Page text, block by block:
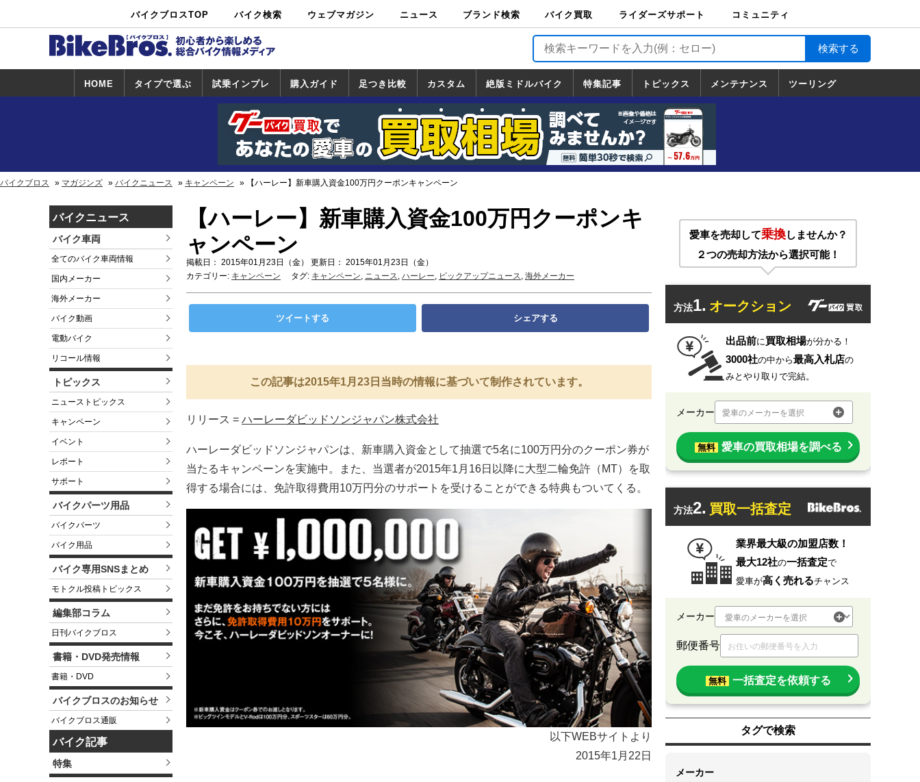
バイクブロスTOP バイク検索
中古バイ
ク・新車検
カタログ検
索
ショップ検
索
ウェブマガジン ニュース ブランド検索 バイク買取
バイク買取
ライダーズサポート
ライダーズサポート
TOP
バイク輸送
バイクガレージライ
フ
バイク車両保険
ロードサービス
バイク試乗
コミュニティ
HOME タイプで選ぶ 試乗インプレ
試乗インプレ
一覧
ホンダ
ヤマハ
スズキ
カワサキ
ハーレー
BMW
トライアンフ
ドゥカティ
購入ガイド
一覧
足つき比較 カスタム
カスタム
一覧
ホンダ
ヤマハ
スズキ
カワサキ
絶版ミドルバイク
絶版ミドルバイク
一覧
ホンダ
ヤマハ
スズキ
カワサキ
特集記事 トピックス
トピックス
一覧
ホンダ
ヤマハ
スズキ
カワサキ
ハーレーダ
ビッドソン
BMW
ドゥカティ
トライアン
フ
メンテナンス ツーリング
道の駅調査隊
ツーリング情報局
日本の道50選
国道めぐり
林道ツーリング
バイクブロス マガジンズ バイクニュース キャンペーン 【ハーレー】新車購入資金100万円クーポンキャンペーン
バイクニュース
バイク車両
全てのバイク車両情報
国内メーカー
海外メーカー
バイク動画
電動バイク
リコール情報
トピックス
ニューストピックス
キャンペーン
イベント
レポート
サポート
バイクパーツ用品
バイクパーツ
バイク用品
バイク専用SNSまとめ
モトクル投稿トピックス
編集部コラム
日刊バイクブロス
書籍・DVD発売情報
書籍・DVD
バイクブロスのお知らせ
バイクブロス通販
バイク記事
特集
【ハーレー】新車購入資金100万円クーポンキ
ャンペーン
掲載日： 2015年01月23日（金） 更新日： 2015年01月23日（金）
カテゴリー: キャンペーン タグ: キャンペーン, ニュース, ハーレー, ピックアップニュース, 海外メーカー
ツイートする シェアする
この記事は2015年1月23日当時の情報に基づいて制作されています。
リリース = ハーレーダビッドソンジャパン株式会社
ハーレーダビッドソンジャパンは、新車購入資金として抽選で5名に100万円分のクーポン券が
当たるキャンペーンを実施中。また、当選者が2015年1月16日以降に大型二輪免許（MT）を取
得する場合には、免許取得費用10万円分のサポートを受けることができる特典もついてくる。
以下WEBサイトより
2015年1月22日
愛車を売却して乗換しませんか？
２つの売却方法から選択可能！
方法1. オークション
出品前に買取相場が分かる！
3000社の中から最高入札店の
みとやり取りで完結。
メーカー 愛車のメーカーを選択
無料 愛車の買取相場を調べる
方法2. 買取一括査定
業界最大級の加盟店数！
最大12社の一括査定で
愛車が高く売れるチャンス
メーカー
郵便番号
無料 一括査定を依頼する
タグで検索
メーカー